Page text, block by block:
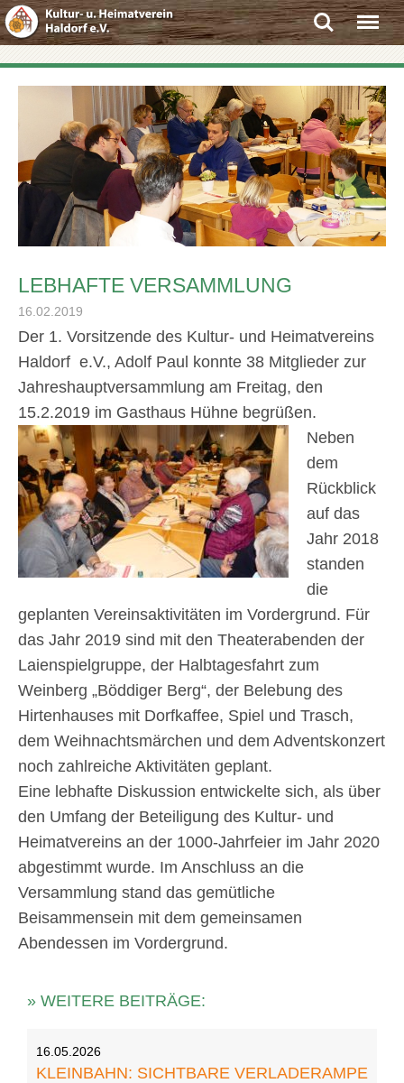
SearchMenu
LEBHAFTE VERSAMMLUNG
16.02.2019
Der 1. Vorsitzende des Kultur- und Heimatvereins
Haldorf e.V., Adolf Paul konnte 38 Mitglieder zur
Jahreshauptversammlung am Freitag, den
15.2.2019 im Gasthaus Hühne begrüßen.
Neben
dem
Rückblick
auf das
Jahr 2018
standen
die
geplanten Vereinsaktivitäten im Vordergrund. Für
das Jahr 2019 sind mit den Theaterabenden der
Laienspielgruppe, der Halbtagesfahrt zum
Weinberg „Böddiger Berg“, der Belebung des
Hirtenhauses mit Dorfkaffee, Spiel und Trasch,
dem Weihnachtsmärchen und dem Adventskonzert
noch zahlreiche Aktivitäten geplant.
Eine lebhafte Diskussion entwickelte sich, als über
den Umfang der Beteiligung des Kultur- und
Heimatvereins an der 1000-Jahrfeier im Jahr 2020
abgestimmt wurde. Im Anschluss an die
Versammlung stand das gemütliche
Beisammensein mit dem gemeinsamen
Abendessen im Vordergrund.
» WEITERE BEITRÄGE:
16.05.2026
KLEINBAHN: SICHTBARE VERLADERAMPE